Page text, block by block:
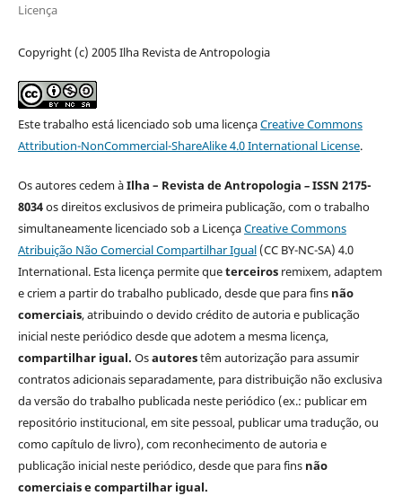
Licença
Copyright (c) 2005 Ilha Revista de Antropologia
Este trabalho está licenciado sob uma licençaCreative Commons
Attribution-NonCommercial-ShareAlike 4.0 International License.
Os autores cedem àIlha – Revista de Antropologia –ISSN 2175-
8034os direitos exclusivos de primeira publicação, com o trabalho
simultaneamente licenciado sob a LicençaCreative Commons
Atribuição Não Comercial Compartilhar Igual(CC BY-NC-SA) 4.0
International. Esta licença permite queterceirosremixem, adaptem
e criem a partir do trabalho publicado, desde que para fins não
comerciais, atribuindo o devido crédito de autoria e publicação
inicial neste periódico desde que adotem a mesma licença,
compartilhar igual. Osautorestêm autorização para assumir
contratos adicionais separadamente, para distribuição não exclusiva
da versão do trabalho publicada neste periódico (ex.: publicar em
repositório institucional, em site pessoal, publicar uma tradução, ou
como capítulo de livro), com reconhecimento de autoria e
publicação inicial neste periódico, desde que para fins não
comerciais e compartilhar igual.